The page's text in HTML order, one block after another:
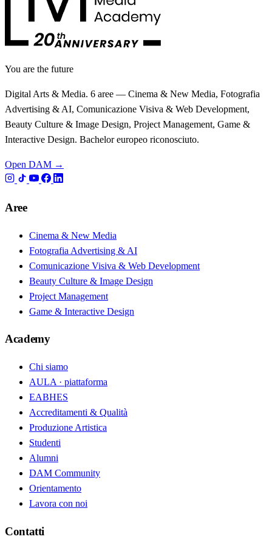
You are the future
Digital Arts & Media. 6 aree — Cinema & New Media, Fotografia
Advertising & AI, Comunicazione Visiva & Web Development,
Beauty Culture & Image Design, Project Management, Game &
Interactive Design. Bachelor europeo riconosciuto.
Open DAM →
Aree
Cinema & New Media
Fotografia Advertising & AI
Comunicazione Visiva & Web Development
Beauty Culture & Image Design
Project Management
Game & Interactive Design
Academy
Chi siamo
AULA · piattaforma
EABHES
Accreditamenti & Qualità
Produzione Artistica
Studenti
Alumni
DAM Community
Orientamento
Lavora con noi
Contatti